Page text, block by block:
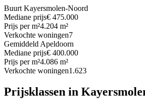
Buurt Kayersmolen-Noord
Mediane prijs€ 475.000
Prijs per m²4.204 m²
Verkochte woningen7
Gemiddeld Apeldoorn
Mediane prijs€ 400.000
Prijs per m²4.086 m²
Verkochte woningen1.623
Prijsklassen in